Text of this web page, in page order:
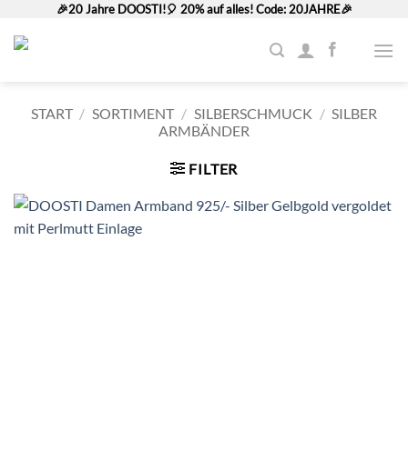
Inhalt
springen
🎉20 Jahre DOOSTI!🎈 20% auf alles! Code: 20JAHRE🎉
START / SORTIMENT / SILBERSCHMUCK / SILBER
ARMBÄNDER
FILTER